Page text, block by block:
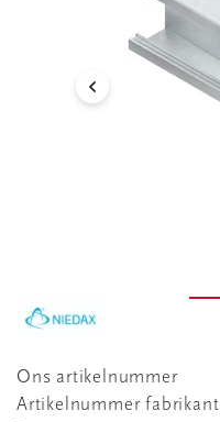
Ons artikelnummer
Artikelnummer fabrikant